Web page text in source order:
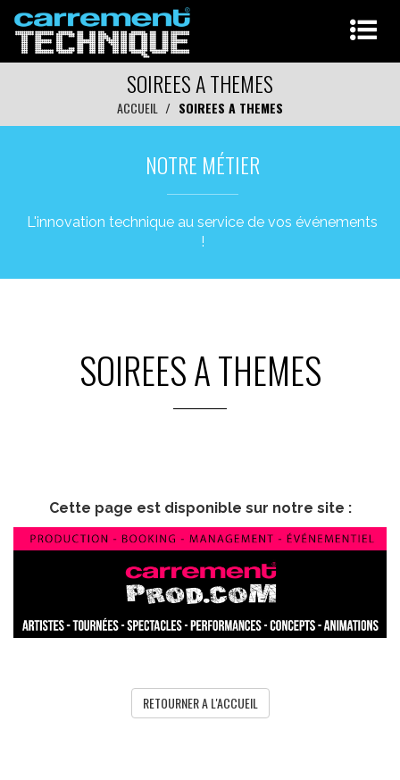
SOIREES A THEMES
ACCUEIL SOIREES A THEMES
NOTRE MÉTIER
L'innovation technique au service de vos événements
!
SOIREES A THEMES
Cette page est disponible sur notre site :
RETOURNER A L'ACCUEIL